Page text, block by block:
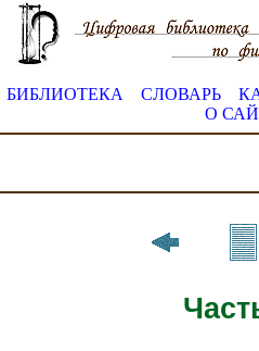
БИБЛИОТЕКА СЛОВАРЬ
О